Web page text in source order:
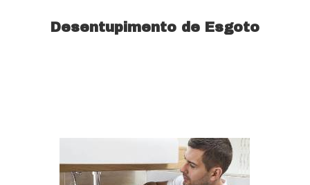
Desentupimento de Esgoto